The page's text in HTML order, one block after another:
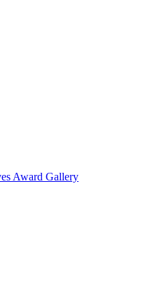
Award Gallery